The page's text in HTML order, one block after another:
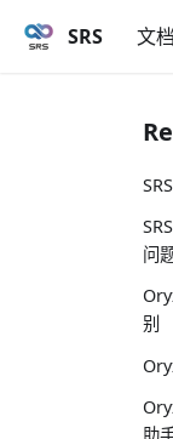
SRS 文档
问
别